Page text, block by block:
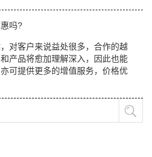
吗?
对客户来说益处很多，合作的越
产品将愈加理解深入，因此也能
可提供更多的增值服务，价格优